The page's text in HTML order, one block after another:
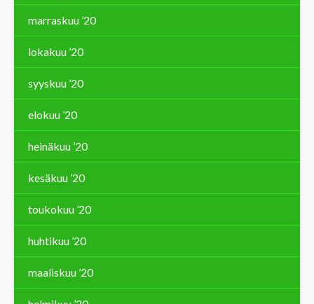
marraskuu ’20
lokakuu ’20
syyskuu ’20
elokuu ’20
heinäkuu ’20
kesäkuu ’20
toukokuu ’20
huhtikuu ’20
maaliskuu ’20